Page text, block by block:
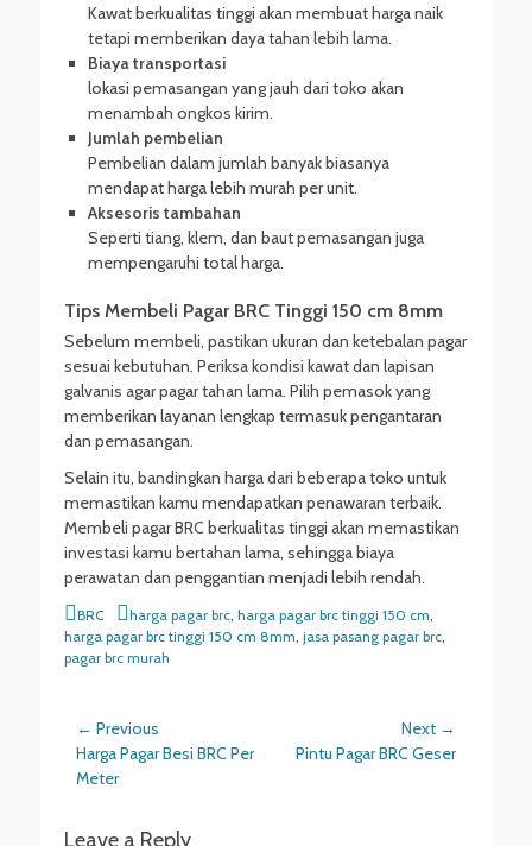
Kawat berkualitas tinggi akan membuat harga naik
tetapi memberikan daya tahan lebih lama.
Biaya transportasi
lokasi pemasangan yang jauh dari toko akan
menambah ongkos kirim.
Jumlah pembelian
Pembelian dalam jumlah banyak biasanya
mendapat harga lebih murah per unit.
Aksesoris tambahan
Seperti tiang, klem, dan baut pemasangan juga
mempengaruhi total harga.
Tips Membeli Pagar BRC Tinggi 150 cm 8mm
Sebelum membeli, pastikan ukuran dan ketebalan pagar
sesuai kebutuhan. Periksa kondisi kawat dan lapisan
galvanis agar pagar tahan lama. Pilih pemasok yang
memberikan layanan lengkap termasuk pengantaran
dan pemasangan.
Selain itu, bandingkan harga dari beberapa toko untuk
memastikan kamu mendapatkan penawaran terbaik.
Membeli pagar BRC berkualitas tinggi akan memastikan
investasi kamu bertahan lama, sehingga biaya
perawatan dan penggantian menjadi lebih rendah.
Categories
BRC Tagsharga pagar brc, harga pagar brc tinggi 150 cm,
harga pagar brc tinggi 150 cm 8mm, jasa pasang pagar brc,
pagar brc murah
Post
navigation
← Previous
Previous
post:
Harga Pagar Besi BRC Per
Meter
Next →
NextPintu Pagar BRC Geser
Leave a Reply